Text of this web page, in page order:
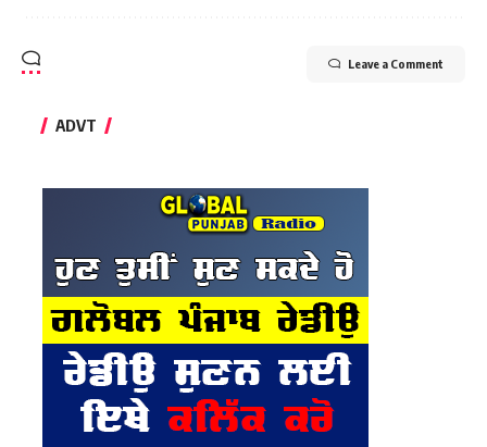
Leave a Comment
ADVT